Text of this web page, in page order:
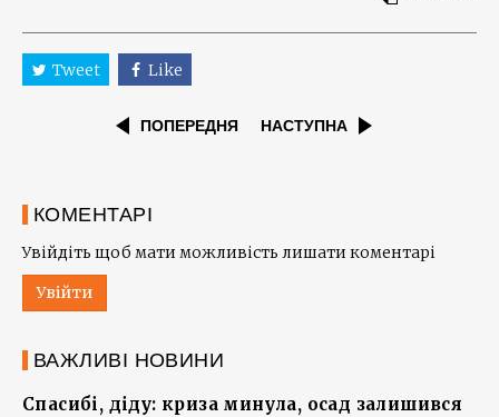
Tweet Like
ПОПЕРЕДНЯ НАСТУПНА
КОМЕНТАРІ
Увійдіть щоб мати можливість лишати коментарі
Увійти
ВАЖЛИВІ НОВИНИ
Спасибі, діду: криза минула, осад залишився